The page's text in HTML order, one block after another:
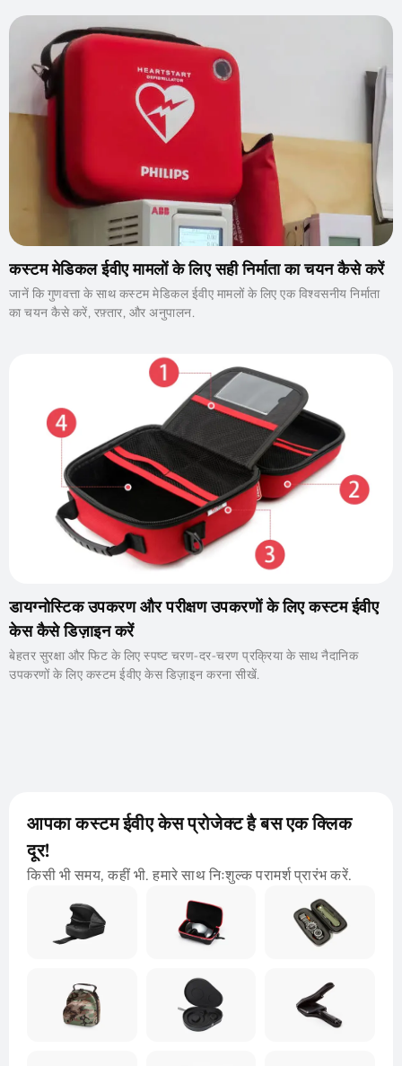
कस्टम मेडिकल ईवीए मामलों के लिए सही निर्माता का चयन कैसे करें
जानें कि गुणवत्ता के साथ कस्टम मेडिकल ईवीए मामलों के लिए एक विश्वसनीय निर्माता
का चयन कैसे करें, रफ़्तार, और अनुपालन.
डायग्नोस्टिक उपकरण और परीक्षण उपकरणों के लिए कस्टम ईवीए
केस कैसे डिज़ाइन करें
बेहतर सुरक्षा और फिट के लिए स्पष्ट चरण-दर-चरण प्रक्रिया के साथ नैदानिक ​​​​
उपकरणों के लिए कस्टम ईवीए केस डिज़ाइन करना सीखें.
आपका कस्टम ईवीए केस प्रोजेक्ट है बस एक क्लिक
दूर!
किसी भी समय, कहीं भी. हमारे साथ निःशुल्क परामर्श प्रारंभ करें.